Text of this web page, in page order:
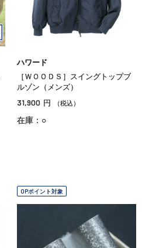
ハワード
［ＷＯＯＤＳ］スイングトップブ
ルゾン（メンズ）
31,900 円 （税込）
在庫：○
OPポイント対象